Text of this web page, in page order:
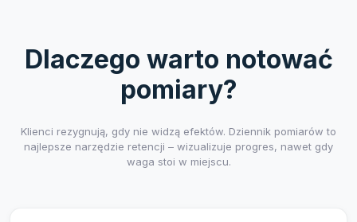
Dlaczego warto notować
pomiary?
Klienci rezygnują, gdy nie widzą efektów. Dziennik pomiarów to
najlepsze narzędzie retencji – wizualizuje progres, nawet gdy
waga stoi w miejscu.